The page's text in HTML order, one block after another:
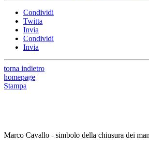
Condividi
Twitta
Invia
Condividi
Invia
torna indietro
homepage
Stampa
Marco Cavallo - simbolo della chiusura dei